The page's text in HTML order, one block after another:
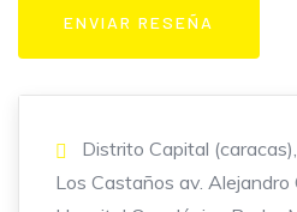
Distrito Capital
Los Castaños av. Alejandro